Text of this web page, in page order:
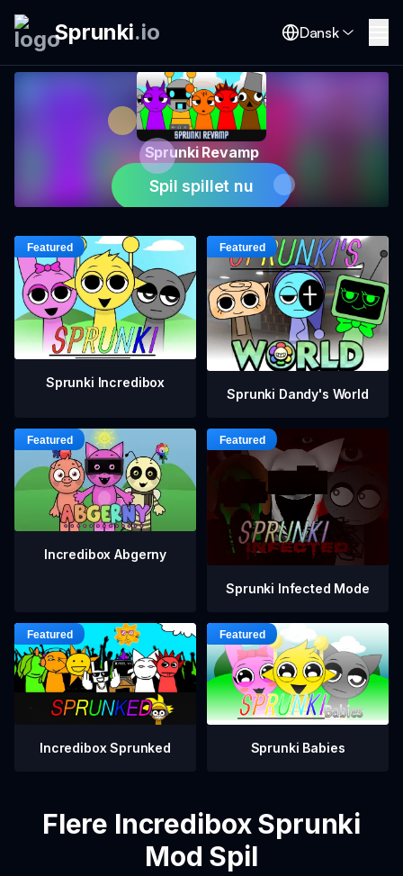
Sprunki.io Dansk
Sprunki Revamp
Spil spillet nu
Sprunki Incredibox
Sprunki Dandy's World
Incredibox Abgerny
Sprunki Infected Mode
Incredibox Sprunked Sprunki Babies
Flere Incredibox Sprunki
Mod Spil